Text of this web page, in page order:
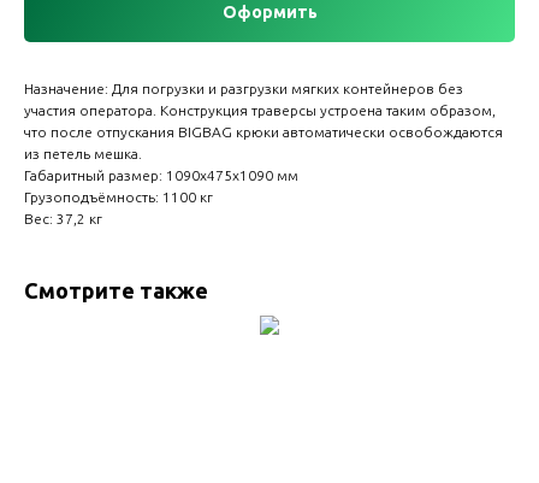
Оформить
Назначение: Для погрузки и разгрузки мягких контейнеров без
участия оператора. Конструкция траверсы устроена таким образом,
что после отпускания BIGBAG крюки автоматически освобождаются
из петель мешка.
Габаритный размер: 1090х475х1090 мм
Грузоподъёмность: 1100 кг
Вес: 37,2 кг
Смотрите также